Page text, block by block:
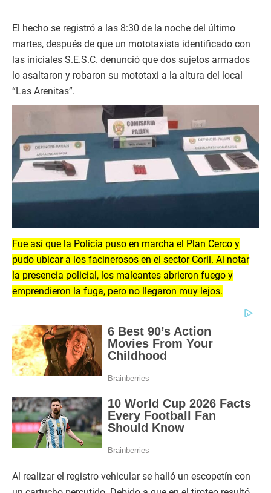
El hecho se registró a las 8:30 de la noche del último
martes, después de que un mototaxista identificado con
las iniciales S.E.S.C. denunció que dos sujetos armados
lo asaltaron y robaron su mototaxi a la altura del local
“Las Arenitas”.
Fue así que la Policía puso en marcha el Plan Cerco y
pudo ubicar a los facinerosos en el sector Corli. Al notar
la presencia policial, los maleantes abrieron fuego y
emprendieron la fuga, pero no llegaron muy lejos.
Al realizar el registro vehicular se halló un escopetín con